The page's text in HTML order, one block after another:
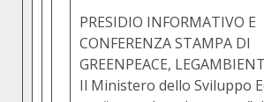
PRESIDIO INFORMATIVO E
CONFERENZA STAMPA DI
GREENPEACE,
Il Ministero dello Sviluppo